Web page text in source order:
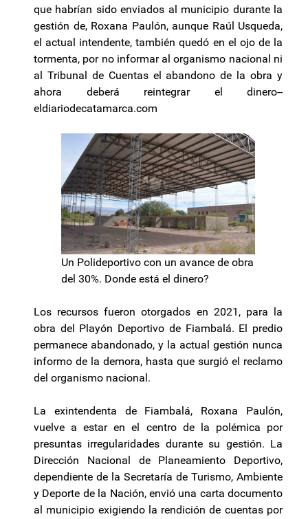
que habrían sido enviados al municipio durante la
gestión de, Roxana Paulón, aunque Raúl Usqueda,
el actual intendente, también quedó en el ojo de la
tormenta, por no informar al organismo nacional ni
al Tribunal de Cuentas el abandono de la obra y
ahora deberá reintegrar el dinero--
eldiariodecatamarca.com
Un Polideportivo con un avance de obra
del 30%. Donde está el dinero?
Los recursos fueron otorgados en 2021, para la
obra del Playón Deportivo de Fiambalá. El predio
permanece abandonado, y la actual gestión nunca
informo de la demora, hasta que surgió el reclamo
del organismo nacional.
La exintendenta de Fiambalá, Roxana Paulón,
vuelve a estar en el centro de la polémica por
presuntas irregularidades durante su gestión. La
Dirección Nacional de Planeamiento Deportivo,
dependiente de la Secretaría de Turismo, Ambiente
y Deporte de la Nación, envió una carta documento
al municipio exigiendo la rendición de cuentas por